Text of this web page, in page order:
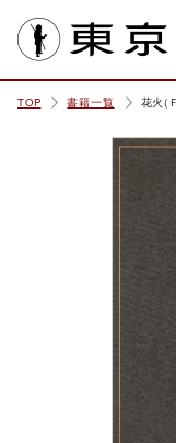
TOP 書籍一覧 花火(